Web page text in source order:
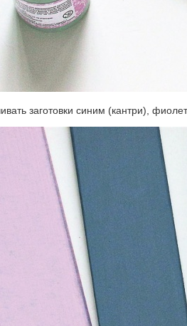
заготовки синим (кантри),